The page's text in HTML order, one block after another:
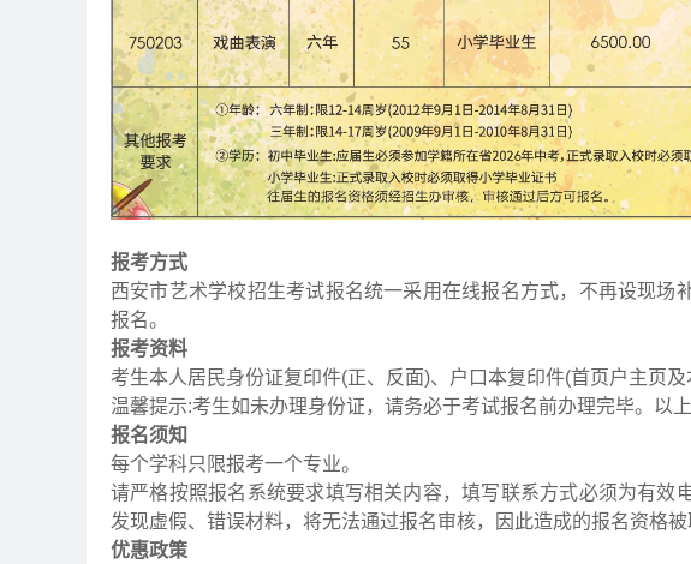
报考方式
西安市艺术学校招生考试报名统一采用在线报名方式，不再设现
报名。
报考资料
考生本人居民身份证复印件(正、反面)、户口本复印件(首页户主页及
温馨提示:考生如未办理身份证，请务必于考试报名前办理完毕。以
报名须知
每个学科只限报考一个专业。
请严格按照报名系统要求填写相关内容，填写联系方式必须为有效
发现虚假、错误材料，将无法通过报名审核，因此造成的报名资格被
优惠政策